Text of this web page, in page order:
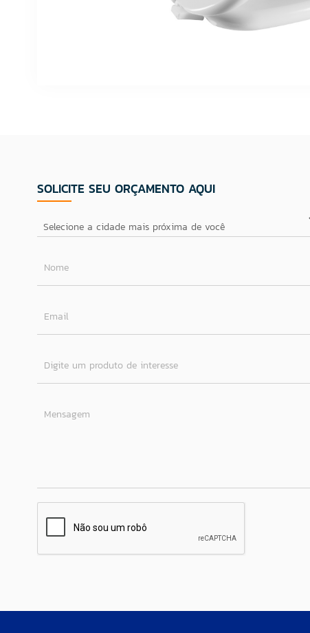
SOLICITE SEU ORÇAMENTO AQUI
Nome
Email
Digite um produto de interesse
Mensagem